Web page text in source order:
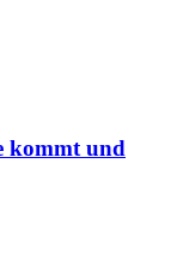
kommt und